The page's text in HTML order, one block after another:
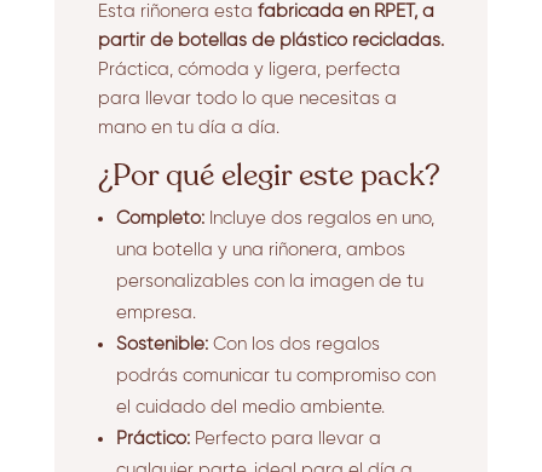
Esta riñonera esta fabricada en RPET,a
partir de botellas de plástico recicladas.
Práctica, cómoda y ligera, perfecta
para llevar todo lo que necesitas a
mano en tu día a día.
¿Por qué elegir este pack?
Completo:Incluye dos regalos en uno,
una botella y una riñonera, ambos
personalizables con la imagen de tu
empresa.
Sostenible:Con los dos regalos
podrás comunicar tu compromiso con
el cuidado del medio ambiente.
Práctico:Perfecto para llevar a